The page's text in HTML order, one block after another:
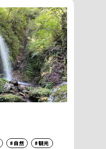
#自然 #観光